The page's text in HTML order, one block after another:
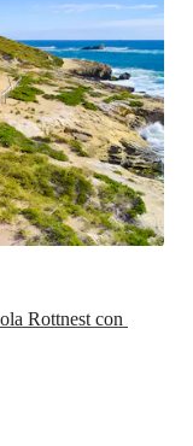
Rottnest con